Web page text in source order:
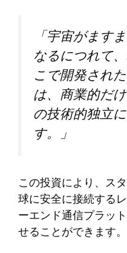
「宇宙がます
なるにつれて
こで開発され
は、商業的だ
の技術的独立
す。」
この投資により、ス
球に安全に接続する
ーエンド通信プラッ
せることができます。